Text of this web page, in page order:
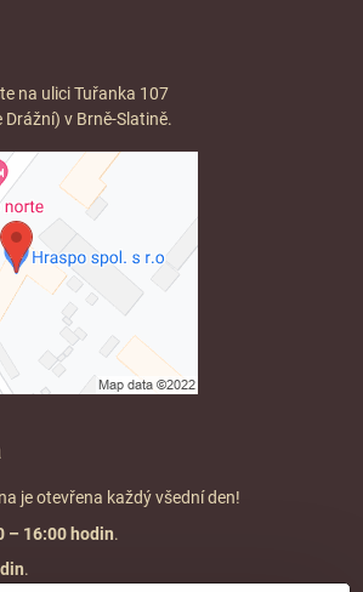
na ulici Tuřanka 107
v Brně-Slatině.
je otevřena každý všední den!
– 16:00 hodin.
.